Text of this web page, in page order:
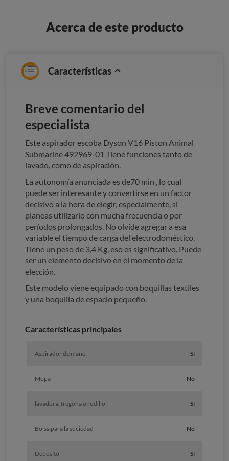
Acerca de este producto
Características
Breve comentario del
especialista
Este aspirador escoba Dyson V16 Piston Animal
Submarine 492969-01 Tiene funciones tanto de
lavado, como de aspiración.
La autonomía anunciada es de70 min , lo cual
puede ser interesante y convertirse en un factor
decisivo a la hora de elegir, especialmente, si
planeas utilizarlo con mucha frecuencia o por
períodos prolongados. No olvide agregar a esa
variable el tiempo de carga del electrodoméstico.
Tiene un peso de 3,4 Kg, eso es significativo. Puede
ser un elemento decisivo en el momento de la
elección.
Este modelo viene equipado con boquillas textiles
y una boquilla de espacio pequeño.
Características principales
Aspirador de mano Sí
Mopa No
lavadora, fregona o rodillo Sí
Bolsa para la suciedad No
Depósito Sí